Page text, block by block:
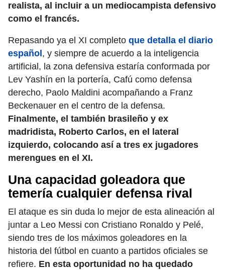
realista, al incluir a un mediocampista defensivo
como el francés.
Repasando ya el XI completo que detalla el diario
español , y siempre de acuerdo a la inteligencia
artificial, la zona defensiva estaría conformada por
Lev Yashín en la portería, Cafú como defensa
derecho, Paolo Maldini acompañando a Franz
Beckenauer en el centro de la defensa.
Finalmente, el también brasileño y ex
madridista, Roberto Carlos, en el lateral
izquierdo, colocando así a tres ex jugadores
merengues en el XI.
Una capacidad goleadora que
temería cualquier defensa rival
El ataque es sin duda lo mejor de esta alineación al
juntar a Leo Messi con Cristiano Ronaldo y Pelé,
siendo tres de los máximos goleadores en la
historia del fútbol en cuanto a partidos oficiales se
refiere. En esta oportunidad no ha quedado